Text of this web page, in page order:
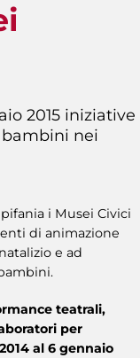
2015 iniziative
nei
i Musei Civici
di animazione
e ad
teatrali,
per
al 6 gennaio